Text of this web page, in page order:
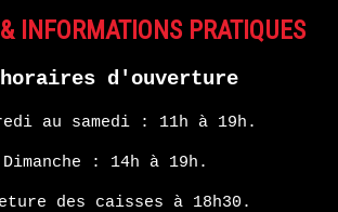
INFORMATIONS PRATIQUES
horaires d'ouverture
au samedi : 11h à 19h.
: 14h à 19h.
des caisses à 18h30.